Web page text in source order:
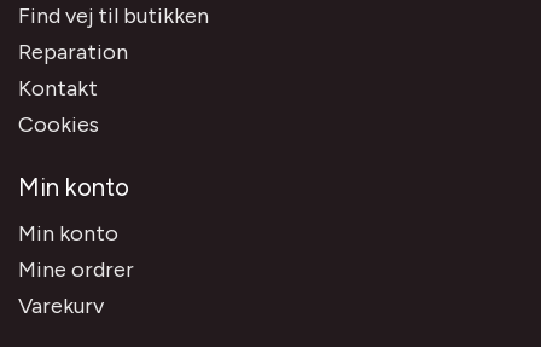
Find vej til butikken
Reparation
Kontakt
Cookies
Min konto
Min konto
Mine ordrer
Varekurv